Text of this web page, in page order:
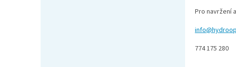
Pro navržení
774 175 280